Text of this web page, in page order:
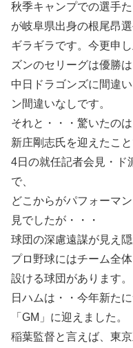
秋季キャンプでの選手
が岐阜県出身の根尾昂
ギラギラです。今更申
ズンのセリーグは優勝は
中日ドラゴンズに間違
ン間違いなしです。
それと・・・驚いたの
新庄剛志氏を迎えたこと
4日の就任記者会見・ド
で、
どこからがパフォーマ
見でしたが・・・
球団の深慮遠謀が見え隠
プロ野球にはチーム全
設ける球団があります。
日ハムは・・今年新た
「GM」に迎えました。
稲葉監督と言えば、東